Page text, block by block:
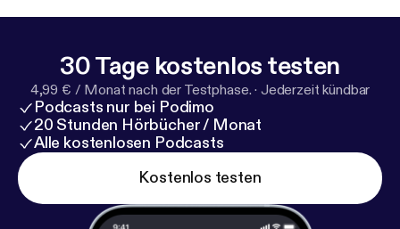
30 Tage kostenlos testen
4,99 € / Monat nach der Testphase. · Jederzeit kündbar
Podcasts nur bei Podimo
20 Stunden Hörbücher / Monat
Alle kostenlosen Podcasts
Kostenlos testen